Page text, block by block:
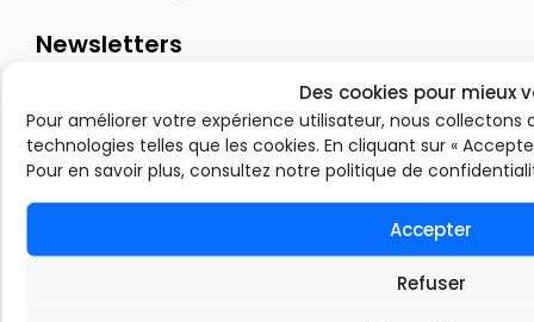
Des cookies pour mieux
Pour améliorer votre expérience utilisateur, nous collectons
technologies telles que les cookies. En cliquant sur «
Pour en savoir plus, consultez notre politique de
Accepter
Refuser
Newsletters
créée par Aleyda Solis, elle rassemble
chaque semaine une sélection pointue de
ressources SEO, outils, articles et actus
internationales.
recherche consommateurs. Très utile pour
la newsletter francophone